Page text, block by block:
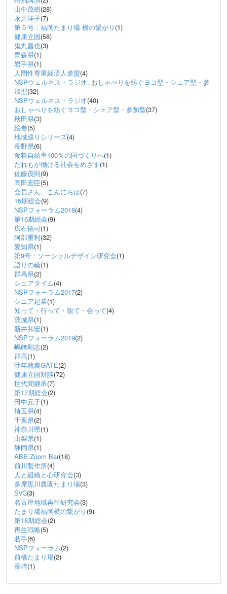
山中茂樹(28)
永井洋子(7)
第５号：福岡たまり場 横の繋がり (1)
健康立国(58)
鬼丸昌也(3)
青森県(1)
岩手県(1)
人間性尊重経済人連盟(4)
NSPウェルネス・ラジオ, おしゃべりを紡ぐヨコ型・シェア型・参
加型(32)
NSPウェルネス・ラジオ(40)
おしゃべりを紡ぐヨコ型・シェア型・参加型(37)
秋田県(3)
絵巻(5)
地域巡りシリーズ(4)
長野県(6)
食料自給率100％の国づくりへ(1)
だれもが働ける社会をめざす(1)
佐藤茂則(9)
高田宏臣(5)
会員さん、こんにちは(7)
15期総会(9)
NSPフォーラム2018(4)
第16期総会(9)
広石拓司(1)
阿部重利(32)
愛知県(1)
第9号：ソーシャルデザイン研究会(1)
語りの輪(1)
群馬県(2)
シェアタイム(4)
NSPフォーラム2017(2)
シニア起業(1)
知って・行って・観て・会って(4)
茨城県(1)
新井和宏(1)
NSPフォーラム2019(2)
嶋﨑剛志(2)
群馬(1)
壮年就農GATE(2)
健康立国対談(72)
世代間継承(7)
第17期総会(2)
田中元子(1)
埼玉県(4)
千葉県(2)
神奈川県(1)
山梨県(1)
静岡県(1)
ABE Zoom Bar(18)
前川製作所(4)
人と組織と心研究会(3)
多摩黒川農園たまり場(3)
SVC(3)
名古屋地域再生研究会(3)
たまり場福岡横の繋がり (9)
第18期総会(2)
再生戦略(5)
若手(6)
NSPフォーラム(2)
前橋たまり場(2)
長崎(1)